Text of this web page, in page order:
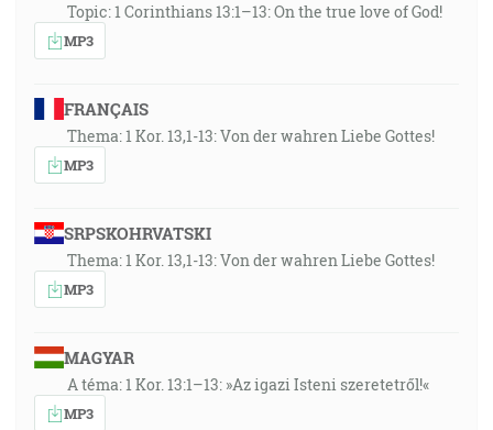
Topic: 1 Corinthians 13:1–13: On the true love of God!
MP3
FRANÇAIS
Thema: 1 Kor. 13,1-13: Von der wahren Liebe Gottes!
MP3
SRPSKOHRVATSKI
Thema: 1 Kor. 13,1-13: Von der wahren Liebe Gottes!
MP3
MAGYAR
A téma: 1 Kor. 13:1–13: »Az igazi Isteni szeretetről!«
MP3